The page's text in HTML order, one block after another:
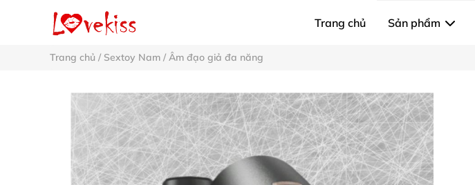
Trang chủ Sản phẩm
Trang chủ / Sextoy Nam / Âm đạo giả đa năng